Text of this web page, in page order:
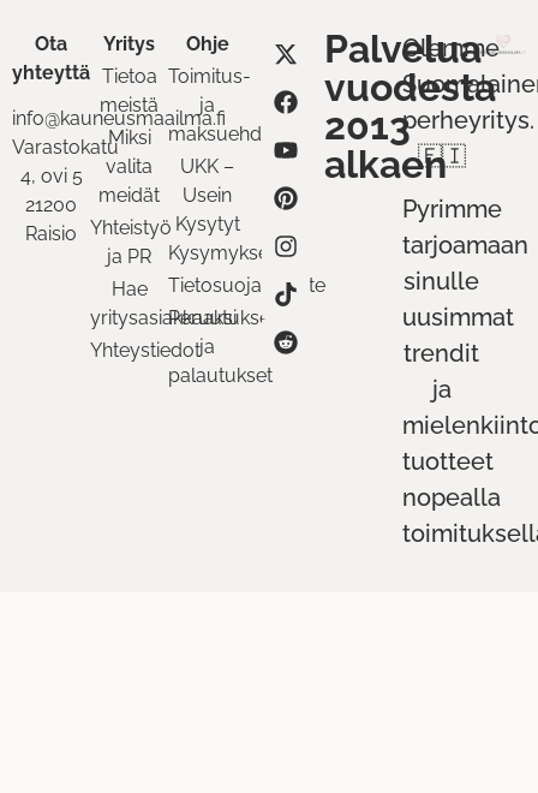
Ota
yhteyttä
info@kauneusmaailma.fi
Varastokatu
4, ovi 5
21200
Raisio
Yritys
Tietoa
meistä
Miksi
valita
meidät
Yhteistyö
ja PR
Hae
yritysasiakkaaksi
Yhteystiedot
Ohje
Toimitus-
ja
maksuehdot
UKK –
Usein
Kysytyt
Kysymykset
Tietosuojaseloste
Peruutukset
ja
palautukset
Palvelua
vuodesta
2013
alkaen
Olemme
perheyritys.
🇫🇮
Pyrimme
tarjoamaan
sinulle
uusimmat
trendit
ja
tuotteet
nopealla